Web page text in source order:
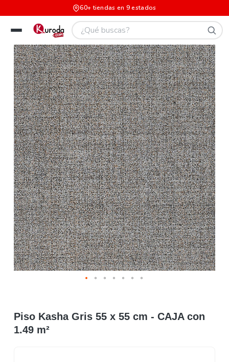
60+ tiendas en 9 estados
Piso Kasha Gris 55 x 55 cm - CAJA con
1.49 m²